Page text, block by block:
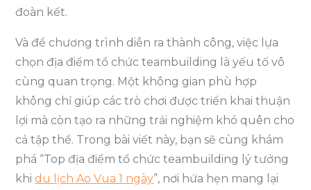
đoàn kết.
Và để chương trình diễn ra thành công, việc lựa
chọn địa điểm tổ chức teambuilding là yếu tố vô
cùng quan trọng. Một không gian phù hợp
không chỉ giúp các trò chơi được triển khai thuận
lợi mà còn tạo ra những trải nghiệm khó quên cho
cả tập thể. Trong bài viết này, bạn sẽ cùng khám
phá “Top địa điểm tổ chức teambuilding lý tưởng
khidu lịch Ao Vua 1 ngày”, nơi hứa hẹn mang lại